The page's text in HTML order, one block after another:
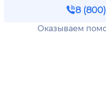
8
Оказываем